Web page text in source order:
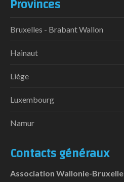
Provinces
Bruxelles - Brabant Wallon
Hainaut
Liège
Luxembourg
Namur
Contacts généraux
Association Wallonie-